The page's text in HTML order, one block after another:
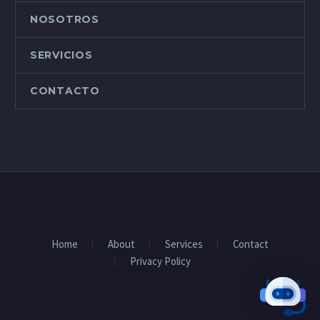
NOSOTROS
SERVICIOS
CONTACTO
Home About Services
Contact
Privacy Policy